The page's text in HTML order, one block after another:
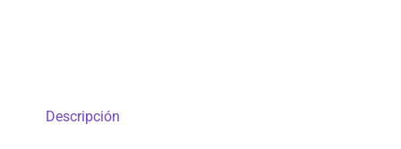
Descripción